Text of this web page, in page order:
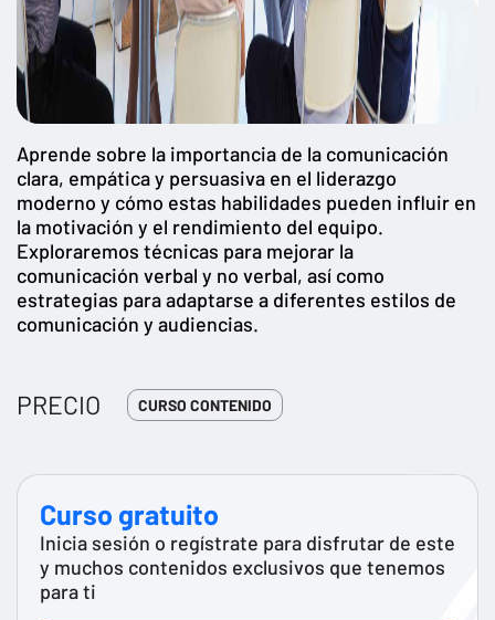
Aprende sobre la importancia de la comunicación
clara, empática y persuasiva en el liderazgo
moderno y cómo estas habilidades pueden influir en
la motivación y el rendimiento del equipo.
Exploraremos técnicas para mejorar la
comunicación verbal y no verbal, así como
estrategias para adaptarse a diferentes estilos de
comunicación y audiencias.
PRECIO CURSO CONTENIDO
Curso gratuito
Inicia sesión o regístrate para disfrutar de este
y muchos contenidos exclusivos que tenemos
para ti